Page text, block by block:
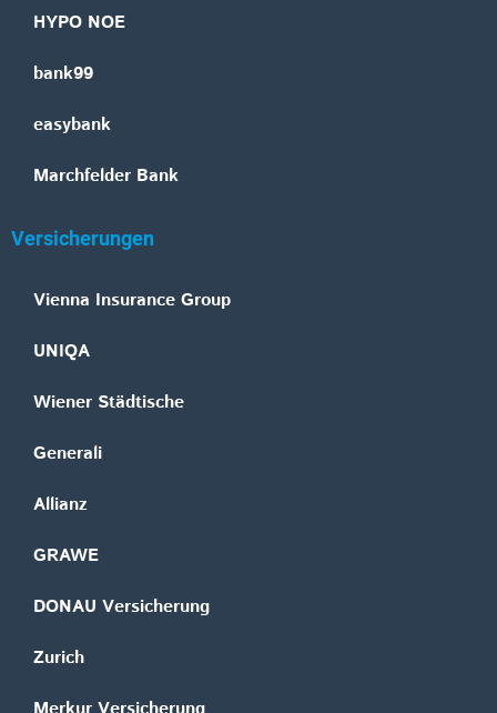
HYPO NOE
bank99
easybank
Marchfelder Bank
Versicherungen
Vienna Insurance Group
UNIQA
Wiener Städtische
Generali
Allianz
GRAWE
DONAU Versicherung
Zurich